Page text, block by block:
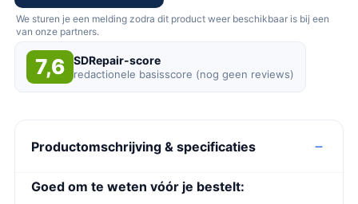
We sturen je een melding zodra dit product weer beschikbaar is bij een
van onze partners.
7,6 SDRepair-score
redactionele basisscore (nog geen reviews)
Productomschrijving & specificaties
Goed om te weten vóór je bestelt: